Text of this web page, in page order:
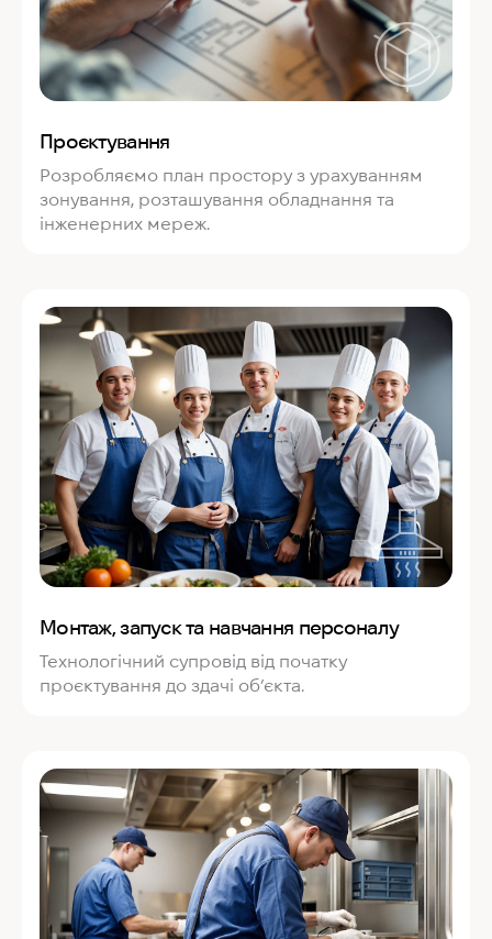
Проєктування
Розробляємо план простору з урахуванням
зонування, розташування обладнання та
інженерних мереж.
Монтаж, запуск та навчання персоналу
Технологічний супровід від початку
проєктування до здачі об’єкта.